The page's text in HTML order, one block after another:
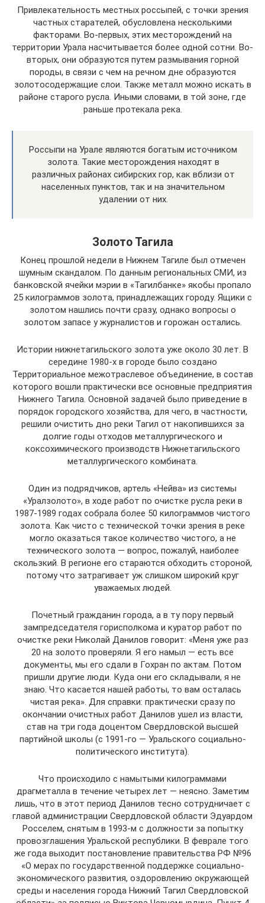
Привлекательность местных россыпей, с точки зрения
частных старателей, обусловлена несколькими
факторами. Во-первых, этих месторождений на
территории Урала насчитывается более одной сотни. Во-
вторых, они образуются путем размывания горной
породы, в связи с чем на речном дне образуются
золотосодержащие слои. Также металл можно искать в
районе старого русла. Иными словами, в той зоне, где
раньше протекала река.
Россыпи на Урале являются богатым источником
золота. Такие месторождения находят в
различных районах сибирских гор, как вблизи от
населенных пунктов, так и на значительном
удалении от них.
Золото Тагила
Конец прошлой недели в Нижнем Тагиле был отмечен
шумным скандалом. По данным региональных СМИ, из
банковской ячейки мэрии в «Тагилбанке» якобы пропало
25 килограммов золота, принадлежащих городу. Ящики с
золотом нашлись почти сразу, однако вопросы о
золотом запасе у журналистов и горожан остались.
Истории нижнетагильского золота уже около 30 лет. В
середине 1980-х в городе было создано
Территориальное межотраслевое объединение, в состав
которого вошли практически все основные предприятия
Нижнего Тагила. Основной задачей было приведение в
порядок городского хозяйства, для чего, в частности,
решили очистить дно реки Тагил от накопившихся за
долгие годы отходов металлургического и
коксохимического производств Нижнетагильского
металлургического комбината.
Один из подрядчиков, артель «Нейва» из системы
«Уралзолото», в ходе работ по очистке русла реки в
1987-1989 годах собрала более 50 килограммов чистого
золота. Как чисто с технической точки зрения в реке
могло оказаться такое количество чистого, а не
технического золота — вопрос, пожалуй, наиболее
скользкий. В регионе его стараются обходить стороной,
потому что затрагивает уж слишком широкий круг
уважаемых людей.
Почетный гражданин города, а в ту пору первый
зампредседателя горисполкома и куратор работ по
очистке реки Николай Данилов говорит: «Меня уже раз
20 на золото проверяли. Я его намыл — есть все
документы, мы его сдали в Гохран по актам. Потом
пришли другие люди. Куда они его складывали, я не
знаю. Что касается нашей работы, то вам осталась
чистая река». Для справки: практически сразу по
окончании очистных работ Данилов ушел из власти,
став на три года доцентом Свердловской высшей
партийной школы (с 1991-го — Уральского социально-
политического института).
Что происходило с намытыми килограммами
драгметалла в течение четырех лет — неясно. Заметим
лишь, что в этот период Данилов тесно сотрудничает с
главой администрации Свердловской области Эдуардом
Росселем, снятым в 1993-м с должности за попытку
провозглашения Уральской республики. В феврале того
же года выходит постановление правительства РФ №96
«О мерах по государственной поддержке социально-
экономического развития, оздоровлению окружающей
среды и населения города Нижний Тагил Свердловской